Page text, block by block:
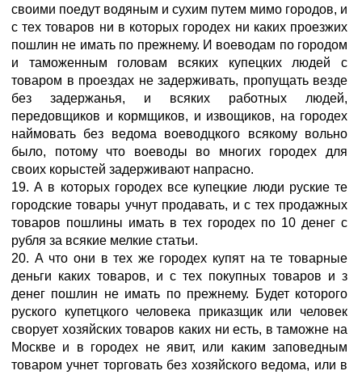
своими поедут водяным и сухим путем мимо городов, и
с тех товаров ни в которых городех ни каких проезжих
пошлин не имать по прежнему. И воеводам по городом
и таможенным головам всяких купецких людей с
товаром в проездах не задерживать, пропущать везде
без задержанья, и всяких работных людей,
передовщиков и кормщиков, и извощиков, на городех
наймовать без ведома воеводцкого всякому вольно
было, потому что воеводы во многих городех для
своих корыстей задерживают напрасно.
19. А в которых городех все купецкие люди руские те
городские товары учнут продавать, и с тех продажных
товаров пошлины имать в тех городех по 10 денег с
рубля за всякие мелкие статьи.
20. А что они в тех же городех купят на те товарные
деньги каких товаров, и с тех покупных товаров и з
денег пошлин не имать по прежнему. Будет которого
руского купетцкого человека приказщик или человек
сворует хозяйских товаров каких ни есть, в таможне на
Москве и в городех не явит, или каким заповедным
товаром учнет торговать без хозяйского ведома, или в